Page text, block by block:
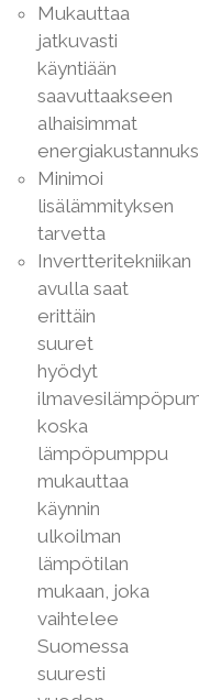
Mukauttaa
jatkuvasti
käyntiään
saavuttaakseen
alhaisimmat
Minimoi
lisälämmityksen
tarvetta
Invertteritekniikan
avulla saat
erittäin
suuret
hyödyt
koska
lämpöpumppu
mukauttaa
käynnin
ulkoilman
lämpötilan
mukaan, joka
vaihtelee
Suomessa
suuresti